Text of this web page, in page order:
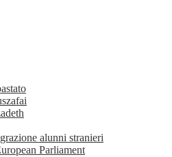
alunni stranieri
Parliament